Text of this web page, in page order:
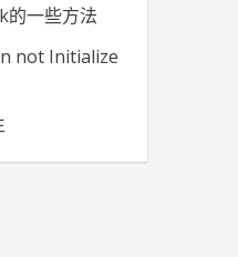
的一些方法
not Initialize